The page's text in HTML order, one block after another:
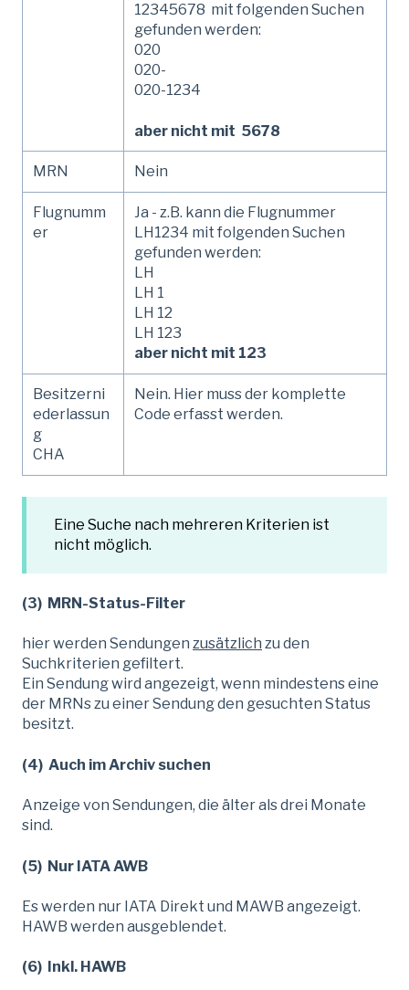
12345678 mit folgenden Suchen
gefunden werden:
020
020-
020-1234
aber nicht mit 5678
MRN Nein
Flugnumm
er
Ja - z.B. kann die Flugnummer
LH1234 mit folgenden Suchen
gefunden werden:
LH
LH 1
LH 12
LH 123
aber nicht mit 123
Besitzerni
ederlassun
g
CHA
Nein. Hier muss der komplette
Code erfasst werden.
Eine Suche nach mehreren Kriterien ist
nicht möglich.
(3) MRN-Status-Filter
hier werden Sendungen zusätzlich zu den
Suchkriterien gefiltert.
Ein Sendung wird angezeigt, wenn mindestens eine
der MRNs zu einer Sendung den gesuchten Status
besitzt.
(4) Auch im Archiv suchen
Anzeige von Sendungen, die älter als drei Monate
sind.
(5) Nur IATA AWB
Es werden nur IATA Direkt und MAWB angezeigt.
HAWB werden ausgeblendet.
(6) Inkl. HAWB